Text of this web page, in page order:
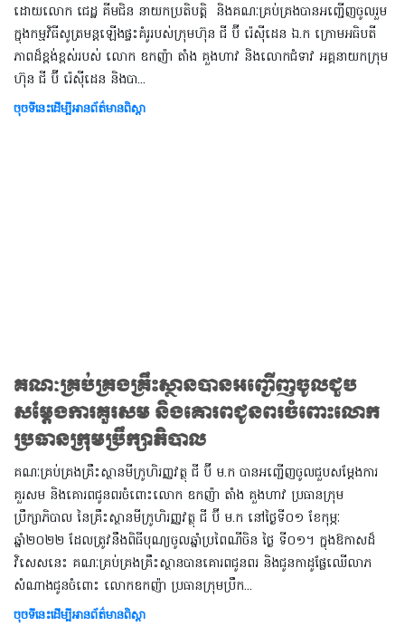
ដោយលោក ជេដ្ឋ គីមជិន នាយកប្រតិបត្តិ និងគណៈគ្រប់គ្រងបានអញ្ជើញចូលរួម
ក្នុងកម្មវិធីសូត្រមន្តឡើងផ្ទះគំរូរបស់ក្រុមហ៊ុន ជី ប៊ី រ៉េស៊ីដេន ឯ.ក ក្រោមអធិបតី
ភាពដ៏ខ្ពង់ខ្ពស់របស់ លោក ឧកញ៉ា តាំង គួងហាវ និងលោកជំទាវ អគ្គនាយកក្រុម
ហ៊ុន ជី ប៊ី រ៉េស៊ីដេន និងបា...
ចុចទីនេះដើម្បីអានព័ត៌មានពិស្តា
គណៈគ្រប់គ្រងគ្រឹះស្ថានបានអញ្ជើញចូលជួប
សម្តែងការគួរសម និងគោរពជូនពរចំពោះលោក
ប្រធានក្រុមប្រឹក្សាភិបាល
គណៈគ្រប់គ្រងគ្រឹះស្ថានមីក្រូហិរញ្ញវត្ថុ ជី ប៊ី ម.ក បានអញ្ជើញចូលជួបសម្តែងការ
គួរសម និងគោរពជូនពរចំពោះលោក ឧកញ៉ា តាំង គួងហាវ ប្រធានក្រុម
ប្រឹក្សាភិបាល នៃគ្រឹះស្ថានមីក្រូហិរញ្ញវត្ថុ ជី ប៊ី ម.ក នៅថ្ងៃទី០១ ខែកុម្ភៈ
ឆ្នាំ២០២២ ដែលត្រូវនឹងពិធីបុណ្យចូលឆ្នាំប្រពៃណីចិន ថ្ងៃ ទី០១។ ក្នុងឱកាសដ៏
វិសេសនេះ គណៈគ្រប់គ្រងគ្រឹះស្ថានបានគោរពជូនពរ និងជូនកាដូផ្លែឈើលាភ
សំណាងជូនចំពោះ លោកឧកញ៉ា ប្រធានក្រុមប្រឹក...
ចុចទីនេះដើម្បីអានព័ត៌មានពិស្តា